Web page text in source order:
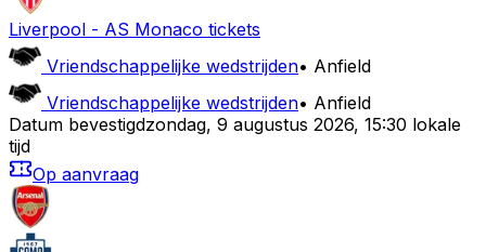
Liverpool - AS Monaco tickets
Vriendschappelijke wedstrijden• Anfield
Vriendschappelijke wedstrijden• Anfield
Datum bevestigdzondag, 9 augustus 2026, 15:30 lokale
tijd
Op aanvraag